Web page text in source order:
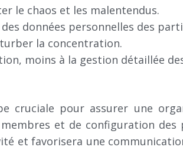
le chaos et les malentendus.
données personnelles des
la concentration.
moins à la gestion détaillée
cruciale pour assurer une
et de configuration
et favorisera une